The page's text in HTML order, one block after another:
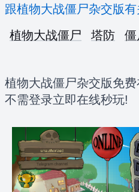
跟植物大战僵尸杂交版
植物大战僵尸
塔防 僵
植物大战僵尸杂交版免
不需登录立即在线秒玩!